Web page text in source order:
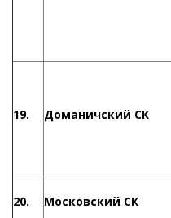
19. Доманичский СК
20. Московский СК